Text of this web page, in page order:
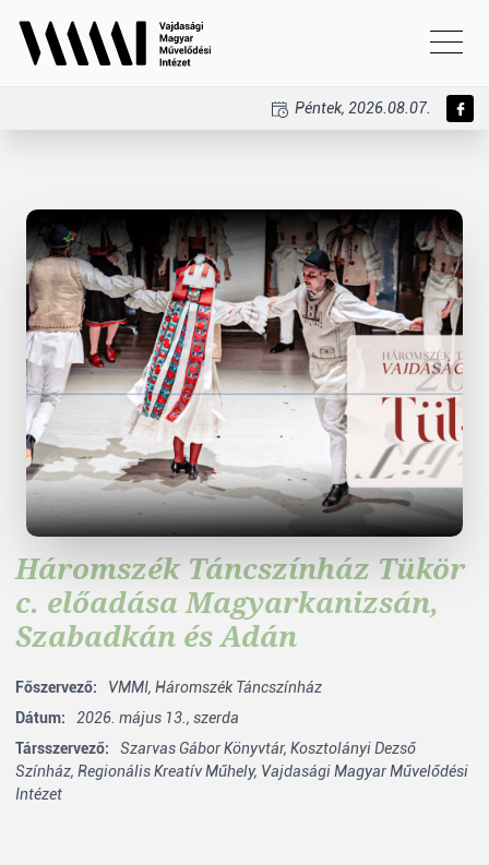
Péntek, 2026.08.07.
Háromszék Táncszínház Tükör
c. előadása Magyarkanizsán,
Szabadkán és Adán
Főszervező: VMMI, Háromszék Táncszínház
Dátum:
2026. május 13., szerda
Társszervező:
Szarvas Gábor Könyvtár, Kosztolányi Dezső
Színház, Regionális Kreatív Műhely, Vajdasági Magyar Művelődési
Intézet